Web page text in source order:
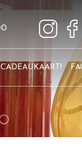
CADEAUKAART!